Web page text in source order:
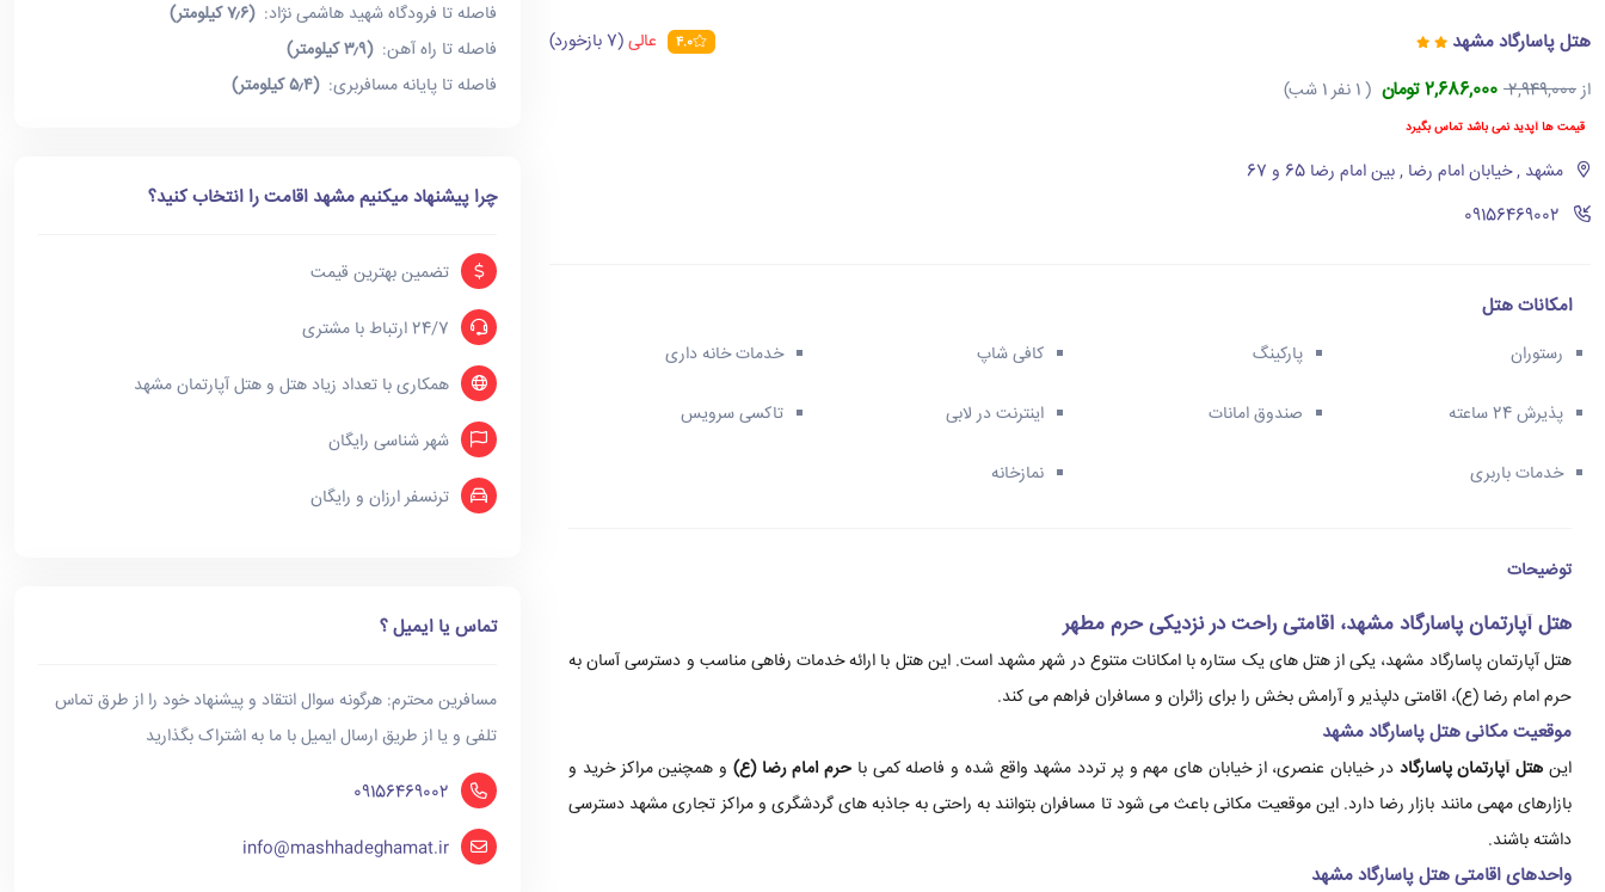
هتل پاسارگاد مشهد
از2,949,000 2,686,000 تومان ( 1 نفر 1 شب)
قیمت ها آپدید نمی باشد تماس بگیرد
مشهد , خیابان امام رضا , بین امام رضا 65 و 67
‪09156469002‬
4.0 عالی(7 بازخورد)
امکانات هتل
رستوران پارکینگ کافی شاپ خدمات خانه داری
پذیرش 24 ساعته صندوق امانات اینترنت در لابی تاکسی سرویس
خدمات باربری نمازخانه
توضیحات
هتل آپارتمان پاسارگاد مشهد، اقامتی راحت در نزدیکی حرم مطهر
هتل آپارتمان پاسارگاد مشهد، یکی از هتل های یک ستاره با امکانات متنوع در شهر مشهد است. این هتل با ارائه خدمات رفاهی مناسب و دسترسی آسان به
حرم امام رضا (ع)، اقامتی دلپذیر و آرامش بخش را برای زائران و مسافران فراهم می کند.
موقعیت مکانی هتل پاسارگاد مشهد
این هتل آپارتمان پاسارگاد در خیابان عنصری، از خیابان های مهم و پر تردد مشهد واقع شده و فاصله کمی با حرم امام رضا (ع) و همچنین مراکز خرید و
بازارهای مهمی مانند بازار رضا دارد. این موقعیت مکانی باعث می شود تا مسافران بتوانند به راحتی به جاذبه های گردشگری و مراکز تجاری مشهد دسترسی
داشته باشند.
واحدهای اقامتی هتل پاسارگاد مشهد
فاصله تا فرودگاه شهید هاشمی نژاد:(۷٫۶ کیلومتر)
فاصله تا راه آهن:(۳٫۹ کیلومتر)
فاصله تا پایانه مسافربری:(۵٫۴ کیلومتر)
چرا پیشنهاد میکنیم مشهد اقامت را انتخاب کنید؟
تضمین بهترین قیمت
24/7 ارتباط با مشتری
همکاری با تعداد زیاد هتل و هتل آپارتمان مشهد
شهر شناسی رایگان
ترنسفر ارزان و رایگان
تماس یا ایمیل ؟
مسافرین محترم: هرگونه سوال انتقاد و پیشنهاد خود را از طرق تماس
تلفی و یا از طریق ارسال ایمیل با ما به اشتراک بگذارید
09156469002
info@mashhadeghamat.ir